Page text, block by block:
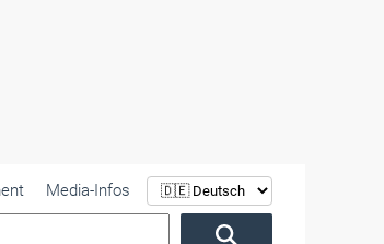
Media-Infos